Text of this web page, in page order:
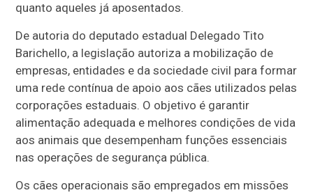
quanto aqueles já aposentados.
De autoria do deputado estadual Delegado Tito
Barichello, a legislação autoriza a mobilização de
empresas, entidades e da sociedade civil para formar
uma rede contínua de apoio aos cães utilizados pelas
corporações estaduais. O objetivo é garantir
alimentação adequada e melhores condições de vida
aos animais que desempenham funções essenciais
nas operações de segurança pública.
Os cães operacionais são empregados em missões